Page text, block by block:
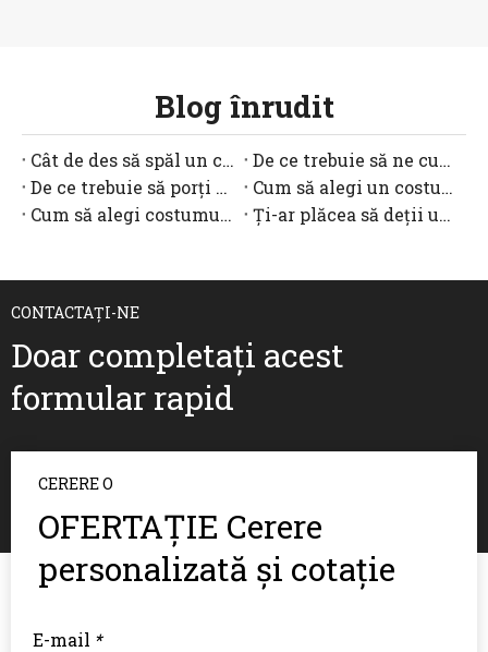
Blog înrudit
Cât de des să spăl un costum de baie?
De ce trebuie să ne curățăm costumul de baie?
De ce trebuie să porți un costum de baie într-o piscină?
Cum să alegi un costum de baie sportiv?
Cum să alegi costumul de baie pentru bebeluș?
Ți-ar plăcea să deții un costum de baie inteligent?
CONTACTAȚI-NE
Doar completați acest
formular rapid
CERERE O
OFERTAȚIE Cerere
personalizată și cotație
*
E-mail